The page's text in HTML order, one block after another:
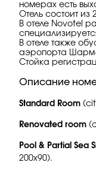
номерах есть
Отель состоит
В отеле Novotel
В отеле также
аэропорта Шарм-
Стойка
Описание
Standard Room
Renovated room
Pool & Partial Sea
200х90).